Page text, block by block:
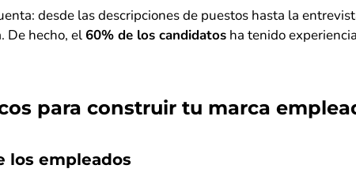
desde las descripciones de puestos hasta la
De hecho, el 60% de los candidatos ha tenido
para construir tu marca
los empleados